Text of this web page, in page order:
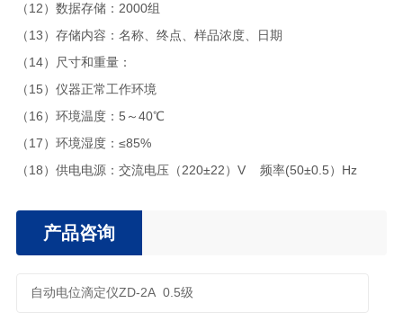
（12）数据存储：2000组
（13）存储内容：名称、终点、样品浓度、日期
（14）尺寸和重量：
（15）仪器正常工作环境
（16）环境温度：5～40℃
（17）环境湿度：≤85%
（18）供电电源：交流电压（220±22）V 频率(50±0.5）Hz
产品咨询